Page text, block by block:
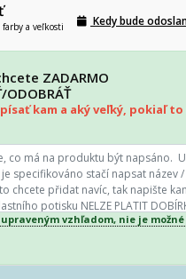
a veľkosti Kedy bude
ZADARMO
ODOBRÁŤ
kam a aký veľký, pokiaľ to
vzhľadom, nie je